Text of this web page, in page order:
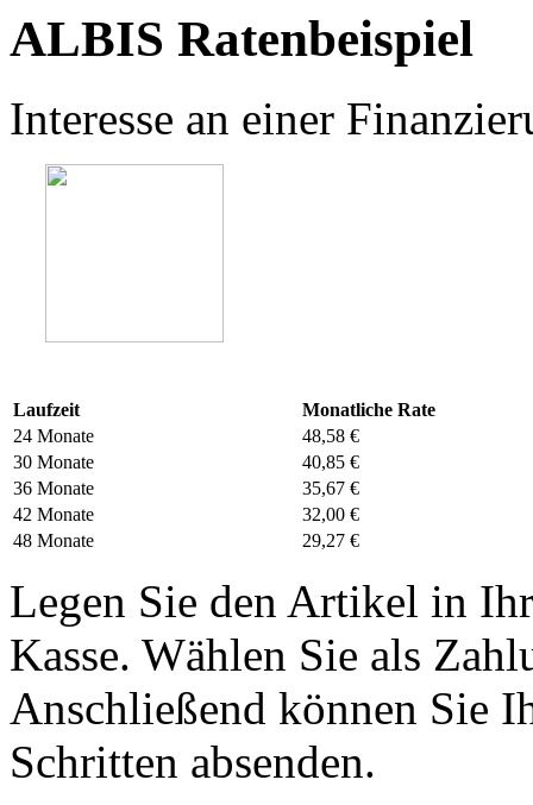
ALBIS Ratenbeispiel
Interesse an einer
Laufzeit
Monatliche Rate
24 Monate
48,58 €
30 Monate
40,85 €
36 Monate
35,67 €
42 Monate
32,00 €
48 Monate
29,27 €
Legen Sie den Artikel in
Kasse. Wählen Sie als
Anschließend können Sie
Schritten absenden.